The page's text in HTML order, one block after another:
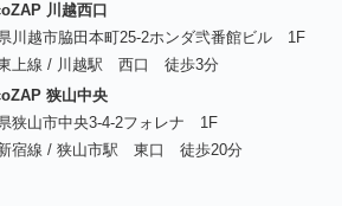
川越西口
川越市脇田本町25-2ホンダ弐番館ビル 1F
上線 / 川越駅 西口 徒歩3分
狭山中央
狭山市中央3-4-2フォレナ 1F
宿線 / 狭山市駅 東口 徒歩20分